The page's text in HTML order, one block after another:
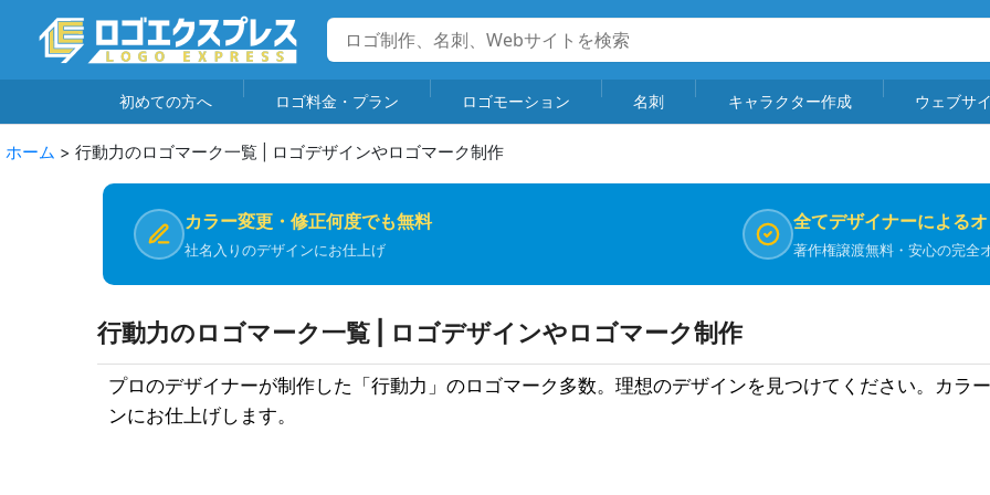
初めての方へ ロゴ料金・プラン ロゴモーション 名刺 キャラクター作成 ウェブサ
ホーム > 行動力のロゴマーク一覧 | ロゴデザインやロゴマーク制作
カラー変更・修正何度でも無料
社名入りのデザインにお仕上げ
全てデザイナーによる
著作権譲渡無料・安心の完全
行動力のロゴマーク一覧 | ロゴデザインやロゴマーク制作
プロのデザイナーが制作した「行動力」のロゴマーク多数。理想のデザインを見つけてください。カラ
ンにお仕上げします。